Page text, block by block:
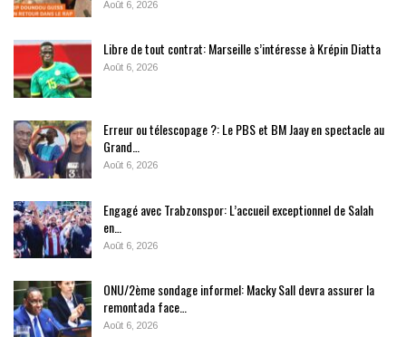
Août 6, 2026
Libre de tout contrat: Marseille s’intéresse à Krépin Diatta
Août 6, 2026
Erreur ou télescopage ?: Le PBS et BM Jaay en spectacle au
Grand…
Août 6, 2026
Engagé avec Trabzonspor: L’accueil exceptionnel de Salah
en…
Août 6, 2026
ONU/2ème sondage informel: Macky Sall devra assurer la
remontada face…
Août 6, 2026